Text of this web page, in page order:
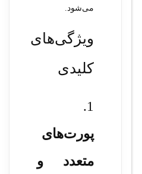
می‌شود.
ویژگی‌های
کلیدی
1.
پورت‌های
متعدد و